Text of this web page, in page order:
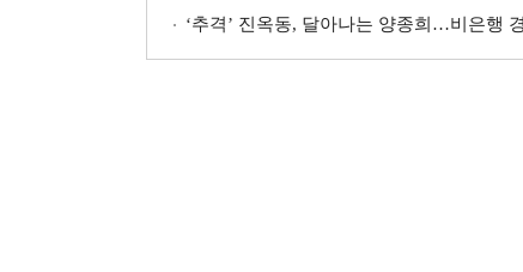
‘추격ʼ 진옥동, 달아나는 양종희…비은행